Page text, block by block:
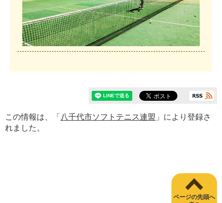
この情報は、「 八千代市ソフトテニス連盟 」により登録さ
れました。
ページの先頭へ